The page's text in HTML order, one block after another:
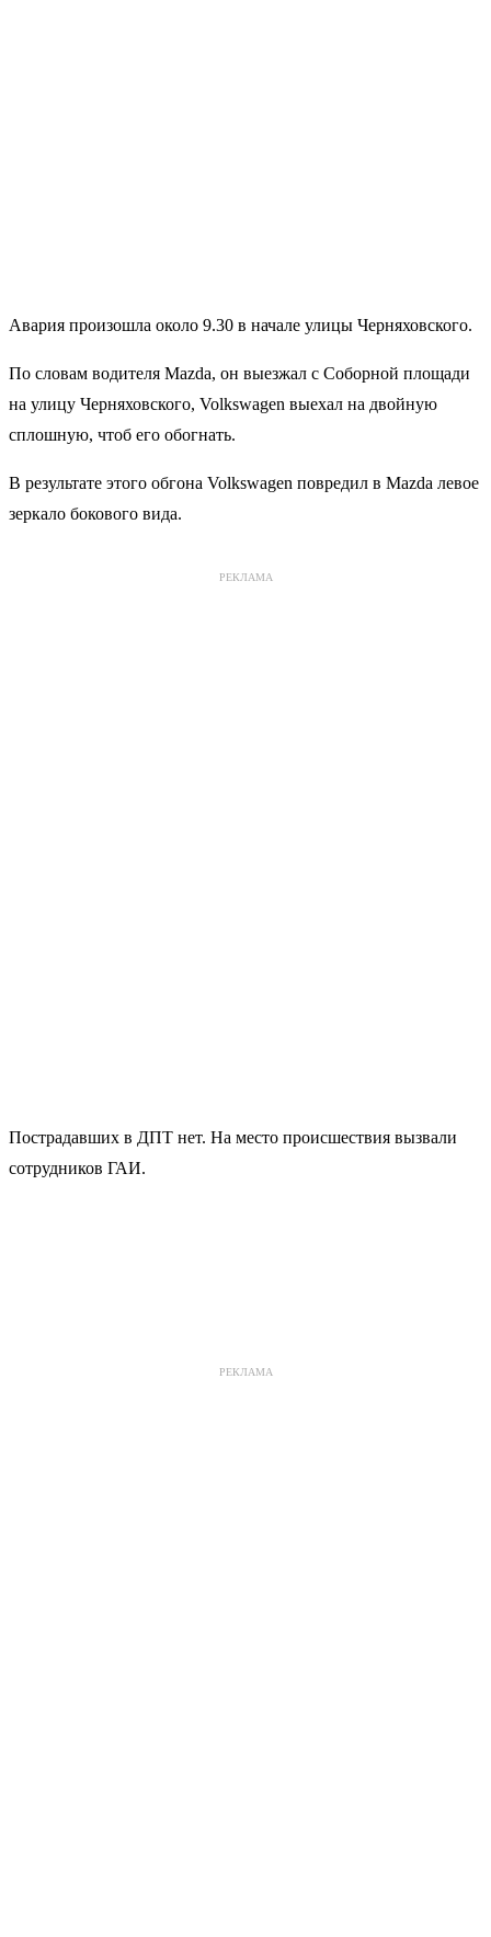
Авария произошла около 9.30 в начале улицы Черняховского.
По словам водителя Mazda, он выезжал с Соборной площади
на улицу Черняховского, Volkswagen выехал на двойную
сплошную, чтоб его обогнать.
В результате этого обгона Volkswagen повредил в Mazda левое
зеркало бокового вида.
РЕКЛАМА
Пострадавших в ДПТ нет. На место происшествия вызвали
сотрудников ГАИ.
РЕКЛАМА